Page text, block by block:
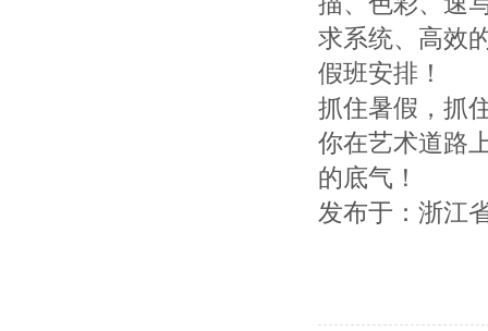
求系统、高效
假班安排！
抓住暑假，抓
你在艺术道路
的底气！
发布于：浙江